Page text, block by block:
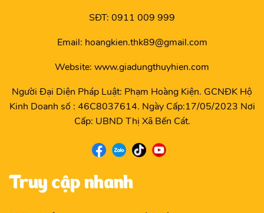
SĐT: 0911 009 999
Email: hoangkien.thk89@gmail.com
Website: www.giadungthuyhien.com
Người Đại Diện Pháp Luật: Phạm Hoàng Kiện. GCNĐK Hộ
Kinh Doanh số : 46C8037614. Ngày Cấp:17/05/2023 Nơi
Cấp: UBND Thị Xã Bến Cát.
Truy cập nhanh